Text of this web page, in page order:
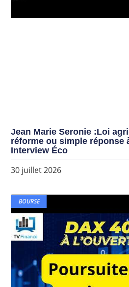
Jean Marie Seronie :Loi
réforme ou simple réponse
Interview Éco
30 juillet 2026
BOURSE